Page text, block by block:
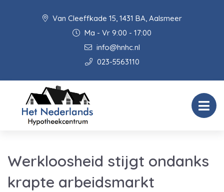
Van Cleeffkade 15, 1431 BA, Aalsmeer
Ma - Vr 9:00 - 17:00
info@hnhc.nl
023-5563110
Werkloosheid stijgt ondanks
krapte arbeidsmarkt